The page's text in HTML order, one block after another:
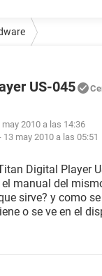
US-045
may 2010 a las 14:36
13 may 2010 a las 05:51
Digital Player
manual del
sirve? y como
o se ve en el